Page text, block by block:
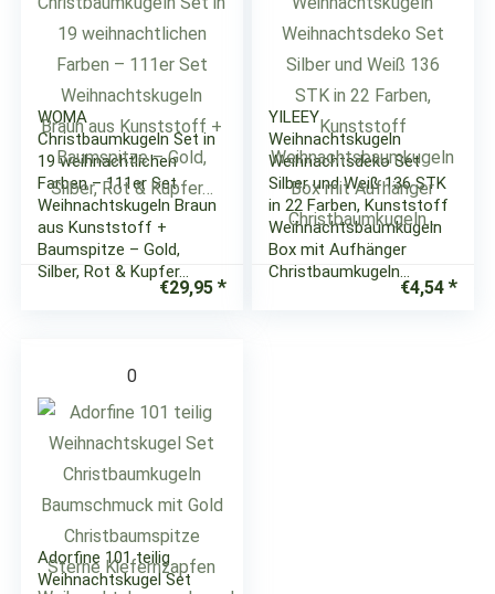
WOMA
Christbaumkugeln Set in
19 weihnachtlichen
Farben – 111er Set
Weihnachtskugeln Braun
aus Kunststoff +
Baumspitze – Gold,
Silber, Rot & Kupfer…
€29,95
YILEEY
Weihnachtskugeln
Weihnachtsdeko Set
Silber und Weiß 136 STK
in 22 Farben, Kunststoff
Weihnachtsbaumkugeln
Box mit Aufhänger
Christbaumkugeln…
€4,54
0
Adorfine 101 teilig
Weihnachtskugel Set